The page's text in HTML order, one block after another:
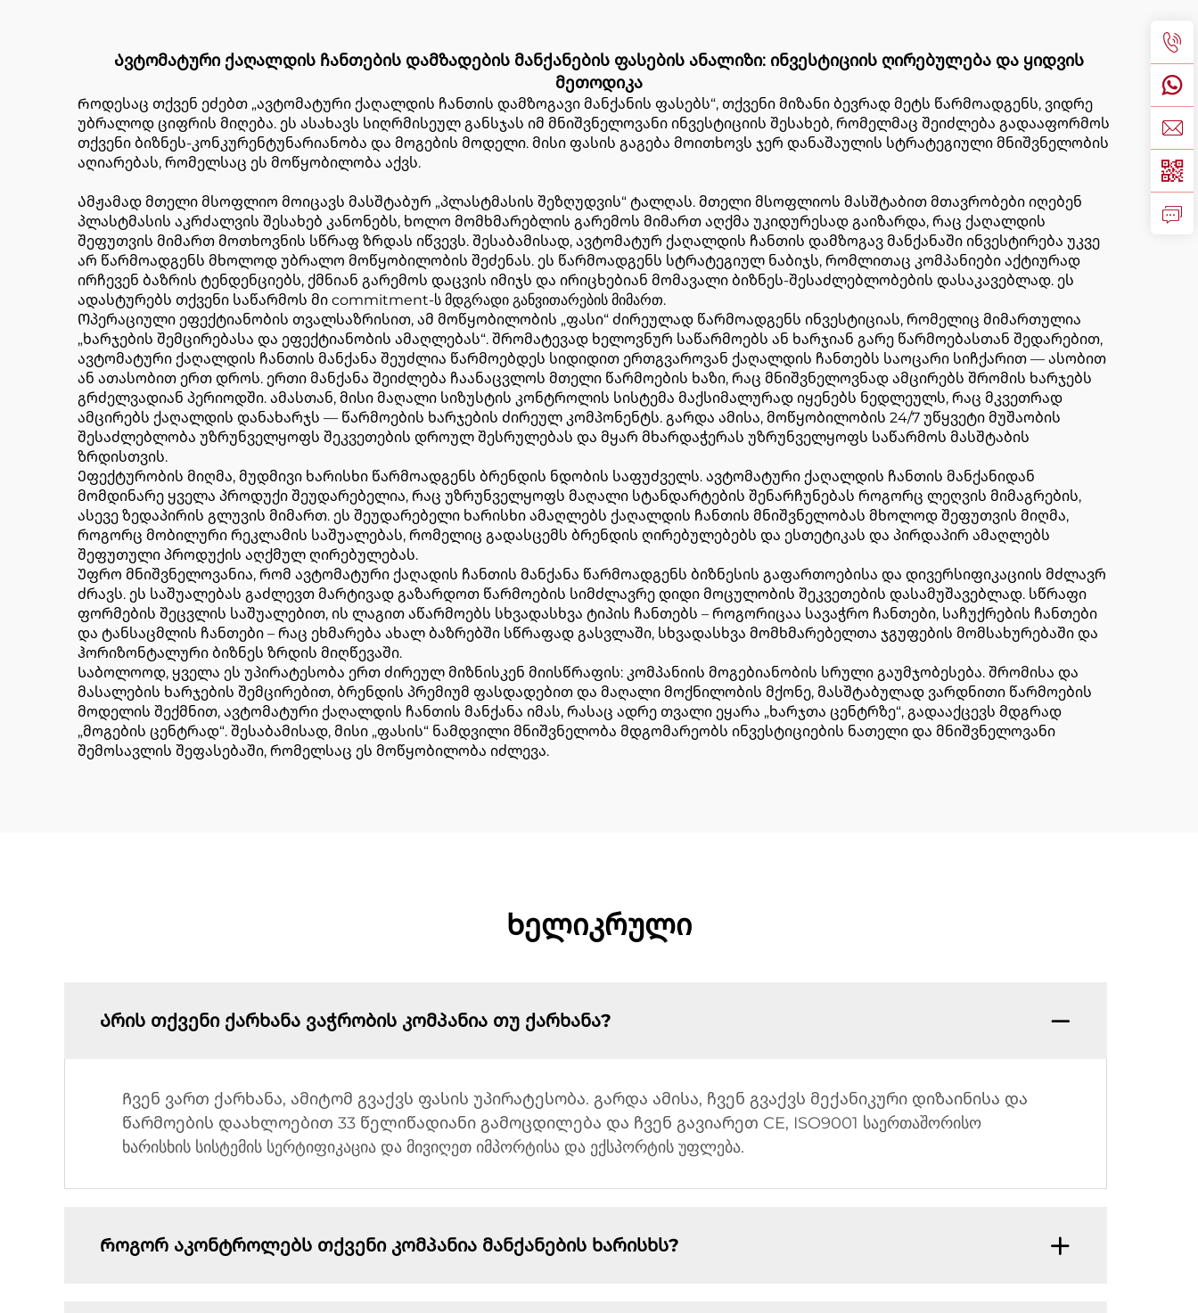
Ავტომატური ქაღალდის ჩანთების დამზადების მანქანების ფასების ანალიზი: ინვესტიციის ღირებულება და ყიდვის
მეთოდიკა
Როდესაც თქვენ ეძებთ „ავტომატური ქაღალდის ჩანთის დამზოგავი მანქანის ფასებს“, თქვენი მიზანი ბევრად მეტს წარმოადგენს, ვიდრე
უბრალოდ ციფრის მიღება. ეს ასახავს სიღრმისეულ განსჯას იმ მნიშვნელოვანი ინვესტიციის შესახებ, რომელმაც შეიძლება გადააფორმოს
თქვენი ბიზნეს-კონკურენტუნარიანობა და მოგების მოდელი. მისი ფასის გაგება მოითხოვს ჯერ დანაშაულის სტრატეგიული მნიშვნელობის
აღიარებას, რომელსაც ეს მოწყობილობა აქვს.
Ამჟამად მთელი მსოფლიო მოიცავს მასშტაბურ „პლასტმასის შეზღუდვის“ ტალღას. მთელი მსოფლიოს მასშტაბით მთავრობები იღებენ
პლასტმასის აკრძალვის შესახებ კანონებს, ხოლო მომხმარებლის გარემოს მიმართ აღქმა უკიდურესად გაიზარდა, რაც ქაღალდის
შეფუთვის მიმართ მოთხოვნის სწრაფ ზრდას იწვევს. შესაბამისად, ავტომატურ ქაღალდის ჩანთის დამზოგავ მანქანაში ინვესტირება უკვე
არ წარმოადგენს მხოლოდ უბრალო მოწყობილობის შეძენას. ეს წარმოადგენს სტრატეგიულ ნაბიჯს, რომლითაც კომპანიები აქტიურად
ირჩევენ ბაზრის ტენდენციებს, ქმნიან გარემოს დაცვის იმიჯს და ირიცხებიან მომავალი ბიზნეს-შესაძლებლობების დასაკავებლად. ეს
ადასტურებს თქვენი საწარმოს მი commitment-ს მდგრადი განვითარების მიმართ.
Ოპერაციული ეფექტიანობის თვალსაზრისით, ამ მოწყობილობის „ფასი“ ძირეულად წარმოადგენს ინვესტიციას, რომელიც მიმართულია
„ხარჯების შემცირებასა და ეფექტიანობის ამაღლებას“. შრომატევად ხელოვნურ საწარმოებს ან ხარჯიან გარე წარმოებასთან შედარებით,
ავტომატური ქაღალდის ჩანთის მანქანა შეუძლია წარმოებდეს სიდიდით ერთგვაროვან ქაღალდის ჩანთებს საოცარი სიჩქარით — ასობით
ან ათასობით ერთ დროს. ერთი მანქანა შეიძლება ჩაანაცვლოს მთელი წარმოების ხაზი, რაც მნიშვნელოვნად ამცირებს შრომის ხარჯებს
გრძელვადიან პერიოდში. ამასთან, მისი მაღალი სიზუსტის კონტროლის სისტემა მაქსიმალურად იყენებს ნედლეულს, რაც მკვეთრად
ამცირებს ქაღალდის დანახარჯს — წარმოების ხარჯების ძირეულ კომპონენტს. გარდა ამისა, მოწყობილობის 24/7 უწყვეტი მუშაობის
შესაძლებლობა უზრუნველყოფს შეკვეთების დროულ შესრულებას და მყარ მხარდაჭერას უზრუნველყოფს საწარმოს მასშტაბის
ზრდისთვის.
Ეფექტურობის მიღმა, მუდმივი ხარისხი წარმოადგენს ბრენდის ნდობის საფუძველს. ავტომატური ქაღალდის ჩანთის მანქანიდან
მომდინარე ყველა პროდუქი შეუდარებელია, რაც უზრუნველყოფს მაღალი სტანდარტების შენარჩუნებას როგორც ლეღვის მიმაგრების,
ასევე ზედაპირის გლუვის მიმართ. ეს შეუდარებელი ხარისხი ამაღლებს ქაღალდის ჩანთის მნიშვნელობას მხოლოდ შეფუთვის მიღმა,
როგორც მობილური რეკლამის საშუალებას, რომელიც გადასცემს ბრენდის ღირებულებებს და ესთეტიკას და პირდაპირ ამაღლებს
შეფუთული პროდუქის აღქმულ ღირებულებას.
Უფრო მნიშვნელოვანია, რომ ავტომატური ქაღადის ჩანთის მანქანა წარმოადგენს ბიზნესის გაფართოებისა და დივერსიფიკაციის მძლავრ
ძრავს. ეს საშუალებას გაძლევთ მარტივად გაზარდოთ წარმოების სიმძლავრე დიდი მოცულობის შეკვეთების დასამუშავებლად. სწრაფი
ფორმების შეცვლის საშუალებით, ის ლაგით აწარმოებს სხვადასხვა ტიპის ჩანთებს – როგორიცაა სავაჭრო ჩანთები, საჩუქრების ჩანთები
და ტანსაცმლის ჩანთები – რაც ეხმარება ახალ ბაზრებში სწრაფად გასვლაში, სხვადასხვა მომხმარებელთა ჯგუფების მომსახურებაში და
ჰორიზონტალური ბიზნეს ზრდის მიღწევაში.
Საბოლოოდ, ყველა ეს უპირატესობა ერთ ძირეულ მიზნისკენ მიისწრაფის: კომპანიის მოგებიანობის სრული გაუმჯობესება. შრომისა და
მასალების ხარჯების შემცირებით, ბრენდის პრემიუმ ფასდადებით და მაღალი მოქნილობის მქონე, მასშტაბულად ვარდნითი წარმოების
მოდელის შექმნით, ავტომატური ქაღალდის ჩანთის მანქანა იმას, რასაც ადრე თვალი ეყარა „ხარჯთა ცენტრზე“, გადააქცევს მდგრად
„მოგების ცენტრად“. შესაბამისად, მისი „ფასის“ ნამდვილი მნიშვნელობა მდგომარეობს ინვესტიციების ნათელი და მნიშვნელოვანი
შემოსავლის შეფასებაში, რომელსაც ეს მოწყობილობა იძლევა.
Ხელიკრული
Არის თქვენი ქარხანა ვაჭრობის კომპანია თუ ქარხანა?
Ჩვენ ვართ ქარხანა, ამიტომ გვაქვს ფასის უპირატესობა. გარდა ამისა, ჩვენ გვაქვს მექანიკური დიზაინისა და
წარმოების დაახლოებით 33 წელიწადიანი გამოცდილება და ჩვენ გავიარეთ CE, ISO9001 საერთაშორისო
ხარისხის სისტემის სერტიფიკაცია და მივიღეთ იმპორტისა და ექსპორტის უფლება.
Როგორ აკონტროლებს თქვენი კომპანია მანქანების ხარისხს?